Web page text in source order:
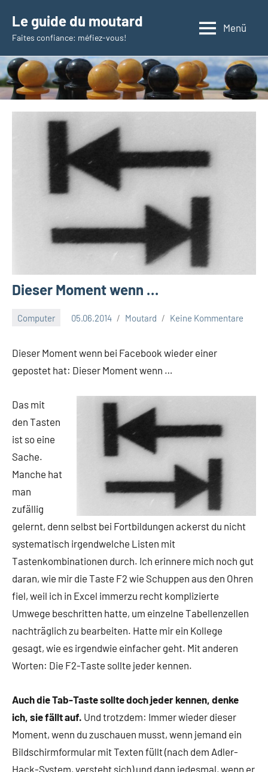
Inhalt
springen
Le guide du moutard
Faites confiance: méfiez-vous!
Menü
Dieser Moment wenn …
Computer 05.06.2014 Moutard Keine Kommentare
Dieser Moment wenn bei Facebook wieder einer
gepostet hat: Dieser Moment wenn …
Das mit
den Tasten
ist so eine
Sache.
Manche hat
man
zufällig
gelernt, denn selbst bei Fortbildungen ackerst du nicht
systematisch irgendwelche Listen mit
Tastenkombinationen durch. Ich erinnere mich noch gut
daran, wie mir die Taste F2 wie Schuppen aus den Ohren
fiel, weil ich in Excel immerzu recht komplizierte
Umwege beschritten hatte, um einzelne Tabellenzellen
nachträglich zu bearbeiten. Hatte mir ein Kollege
gesagt, wie es irgendwie einfacher geht. Mit anderen
Worten: Die F2-Taste sollte jeder kennen.
Auch die Tab-Taste sollte doch jeder kennen, denke
ich, sie fällt auf. Und trotzdem: Immer wieder dieser
Moment, wenn du zuschauen musst, wenn jemand ein
Bildschirmformular mit Texten füllt (nach dem Adler-
Hack-System, versteht sich) und dann jedesmal, wenn er